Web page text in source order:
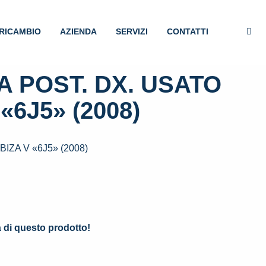
AZIENDA SERVIZI CONTATTI
POST. DX. USATO
(2008)
V «6J5» (2008)
di questo prodotto!